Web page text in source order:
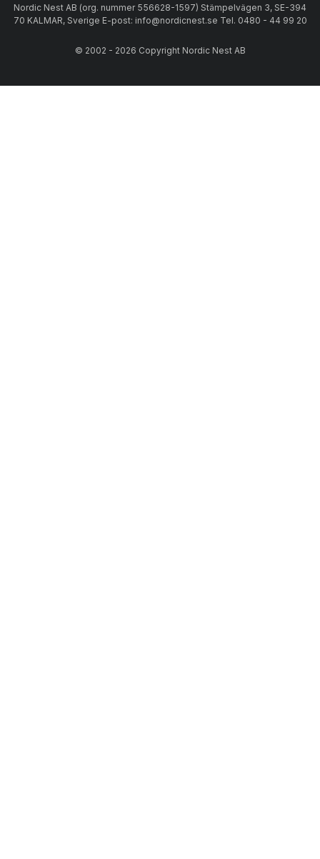
Nordic Nest AB (org. nummer 556628-1597) Stämpelvägen 3, SE-394
70 KALMAR, Sverige E-post: info@nordicnest.se Tel. 0480 - 44 99 20
© 2002 - 2026 Copyright Nordic Nest AB